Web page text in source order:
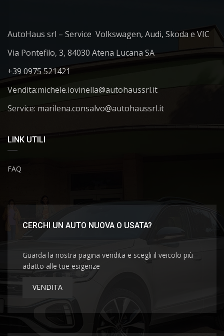
AutoHaus srl – Service Volkswagen, Audi, Skoda e VIC
Via Pontefilo, 3, 84030 Atena Lucana SA
+39 0975 521421
Vendita:michele.iovinella@autohaussrl.it
Service: marilena.consalvo@autohaussrl.it
LINK UTILI
FAQ
CERCHI UN AUTO NUOVA O USATA?
Guarda la nostra pagina vendita e scegli il veicolo più
adatto alle tue esigenze
VENDITA